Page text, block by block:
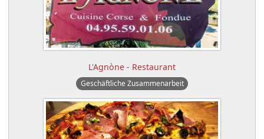
L'Agnòne - Restaurant
Geschäftliche Zusammenarbeit